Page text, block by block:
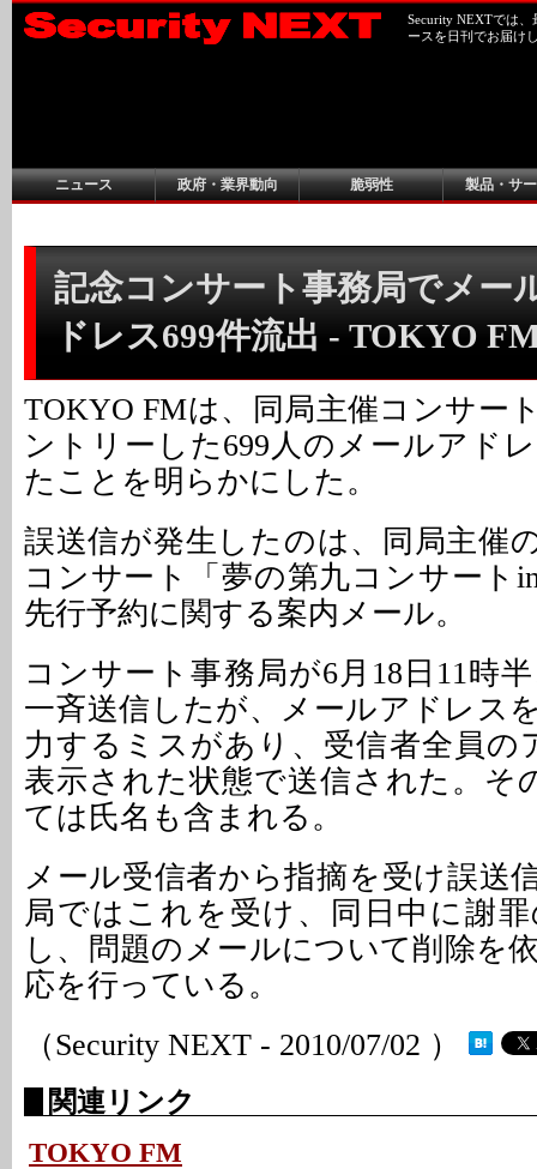
Security NEXTでは
ースを日刊でお届け
ニュース 政府・業界動向 脆弱性 製品・サ
記念コンサート事務局でメー
ドレス699件流出 - TOKYO
TOKYO FMは、同局主催コンサー
ントリーした699人のメールアド
たことを明らかにした。
誤送信が発生したのは、同局主催
コンサート「夢の第九コンサート
先行予約に関する案内メール。
コンサート事務局が6月18日11時
一斉送信したが、メールアドレス
力するミスがあり、受信者全員の
表示された状態で送信された。そ
ては氏名も含まれる。
メール受信者から指摘を受け誤送
局ではこれを受け、同日中に謝
し、問題のメールについて削除を
応を行っている。
（Security NEXT - 2010/07/02 ）
関連リンク
TOKYO FM